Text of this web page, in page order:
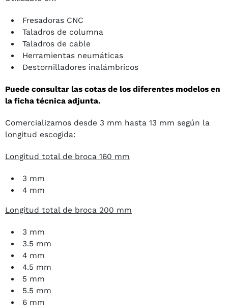
Fresadoras CNC
Taladros de columna
Taladros de cable
Herramientas neumáticas
Destornilladores inalámbricos
Puede consultar las cotas de los diferentes modelos en
la ficha técnica adjunta.
Comercializamos desde 3 mm hasta 13 mm según la
longitud escogida:
Longitud total de broca 160 mm
3 mm
4 mm
Longitud total de broca 200 mm
3 mm
3.5 mm
4 mm
4.5 mm
5 mm
5.5 mm
6 mm